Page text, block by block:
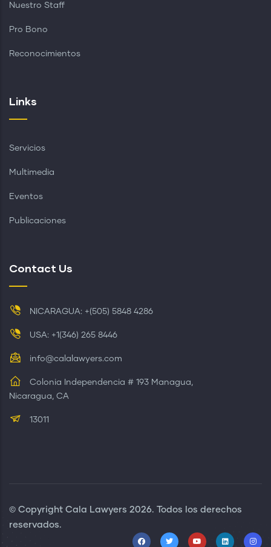
Nuestro Staff
Pro Bono
Reconocimientos
Links
Servicios
Multimedia
Eventos
Publicaciones
Contact Us
NICARAGUA: +(505) 5848 4286
USA: +1(346) 265 8446
info@calalawyers.com
Colonia Independencia # 193 Managua,
Nicaragua, CA
13011
© Copyright Cala Lawyers 2026. Todos los derechos
reservados.